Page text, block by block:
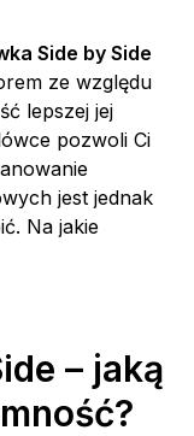
Side by Side
ze względu
lepszej jej
pozwoli Ci
jest jednak
Na jakie
– jaką